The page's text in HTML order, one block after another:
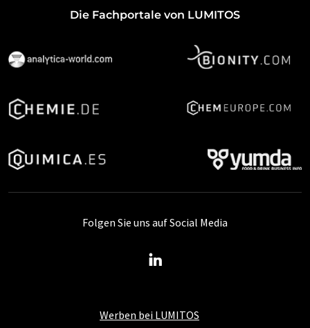
Die Fachportale von LUMITOS
Werben bei LUMITOS
Folgen Sie uns auf Social Media